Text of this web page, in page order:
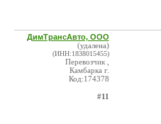
ДимТрансАвто, ООО
(удалена)
(ИНН:1838015455)
Перевозчик ,
Камбарка г.
Код:174378
#11